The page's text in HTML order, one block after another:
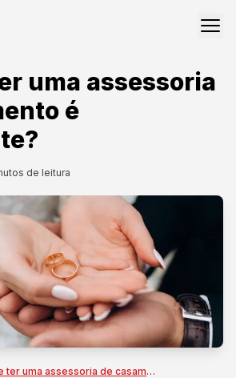
uma assessoria
é
de leitura
Por que ter uma assessoria de casamento é importante?